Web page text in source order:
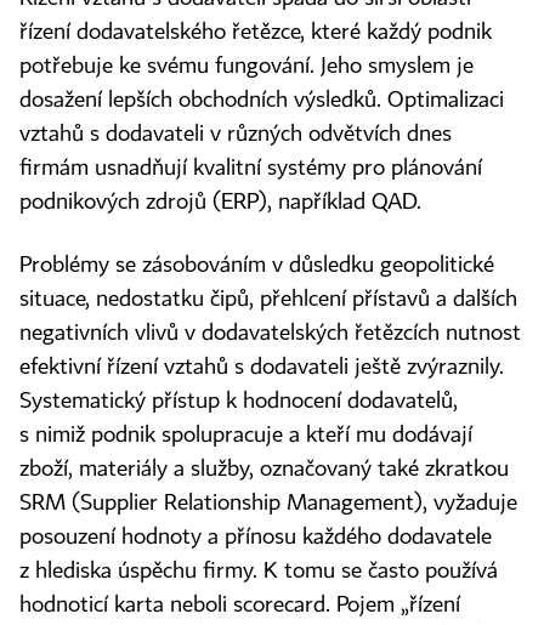
řízení dodavatelského řetězce, které každý podnik
potřebuje ke svému fungování. Jeho smyslem je
dosažení lepších obchodních výsledků. Optimalizaci
vztahů s dodavateli v různých odvětvích dnes
firmám usnadňují kvalitní systémy pro plánování
podnikových zdrojů (ERP), například QAD.
Problémy se zásobováním v důsledku geopolitické
situace, nedostatku čipů, přehlcení přístavů a dalších
negativních vlivů v dodavatelských řetězcích nutnost
efektivní řízení vztahů s dodavateli ještě zvýraznily.
Systematický přístup k hodnocení dodavatelů,
s nimiž podnik spolupracuje a kteří mu dodávají
zboží, materiály a služby, označovaný také zkratkou
SRM (Supplier Relationship Management), vyžaduje
posouzení hodnoty a přínosu každého dodavatele
z hlediska úspěchu firmy. K tomu se často používá
hodnoticí karta neboli scorecard. Pojem „řízení